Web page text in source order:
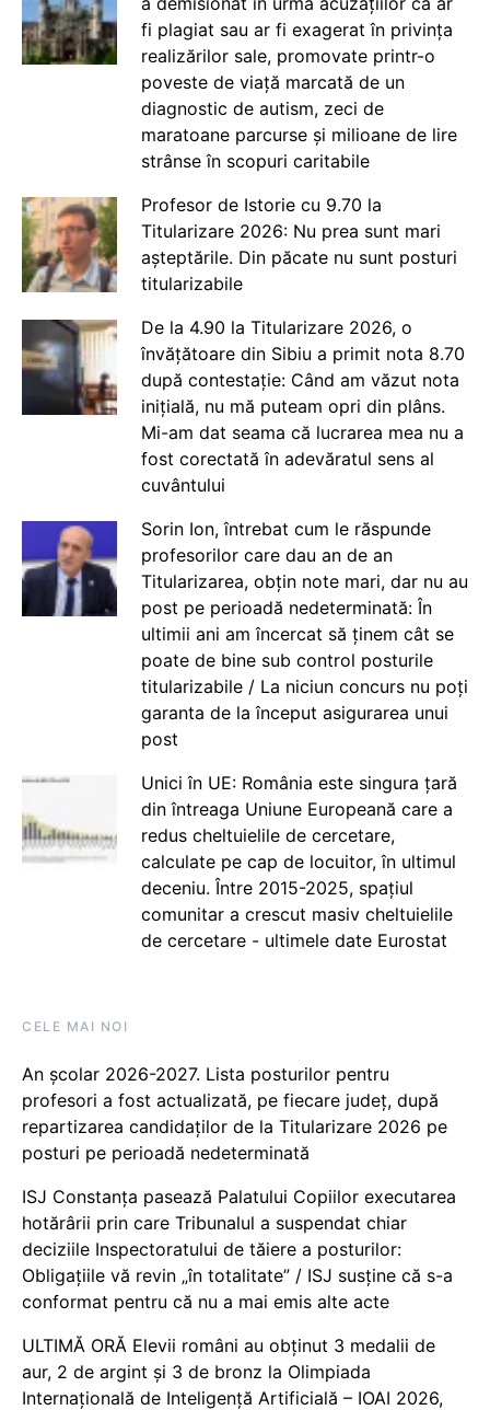
fi plagiat sau ar fi exagerat în privința
realizărilor sale, promovate printr-o
poveste de viață marcată de un
diagnostic de autism, zeci de
maratoane parcurse și milioane de lire
strânse în scopuri caritabile
Profesor de Istorie cu 9.70 la
Titularizare 2026: Nu prea sunt mari
așteptările. Din păcate nu sunt posturi
titularizabile
De la 4.90 la Titularizare 2026, o
învățătoare din Sibiu a primit nota 8.70
după contestație: Când am văzut nota
inițială, nu mă puteam opri din plâns.
Mi-am dat seama că lucrarea mea nu a
fost corectată în adevăratul sens al
cuvântului
Sorin Ion, întrebat cum le răspunde
profesorilor care dau an de an
Titularizarea, obțin note mari, dar nu au
post pe perioadă nedeterminată: În
ultimii ani am încercat să ținem cât se
poate de bine sub control posturile
titularizabile / La niciun concurs nu poți
garanta de la început asigurarea unui
post
Unici în UE: România este singura țară
din întreaga Uniune Europeană care a
redus cheltuielile de cercetare,
calculate pe cap de locuitor, în ultimul
deceniu. Între 2015-2025, spațiul
comunitar a crescut masiv cheltuielile
de cercetare - ultimele date Eurostat
CELE MAI NOI
An școlar 2026-2027. Lista posturilor pentru
profesori a fost actualizată, pe fiecare județ, după
repartizarea candidaților de la Titularizare 2026 pe
posturi pe perioadă nedeterminată
ISJ Constanța pasează Palatului Copiilor executarea
hotărârii prin care Tribunalul a suspendat chiar
deciziile Inspectoratului de tăiere a posturilor:
Obligațiile vă revin „în totalitate” / ISJ susține că s-a
conformat pentru că nu a mai emis alte acte
ULTIMĂ ORĂ Elevii români au obținut 3 medalii de
aur, 2 de argint și 3 de bronz la Olimpiada
Internațională de Inteligență Artificială – IOAI 2026,